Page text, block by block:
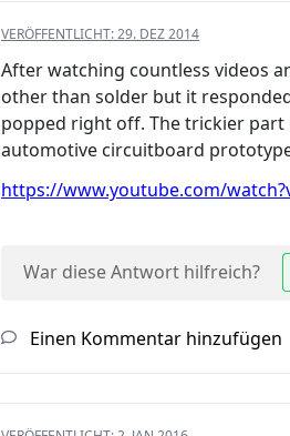
VERÖFFENTLICHT:29. DEZ 2014
After watching countless videos
other than solder but it
popped right off. The trickier part
automotive circuitboard
https://www.youtube.com/
War diese Antwort hilfreich?
Einen Kommentar hinzufügen